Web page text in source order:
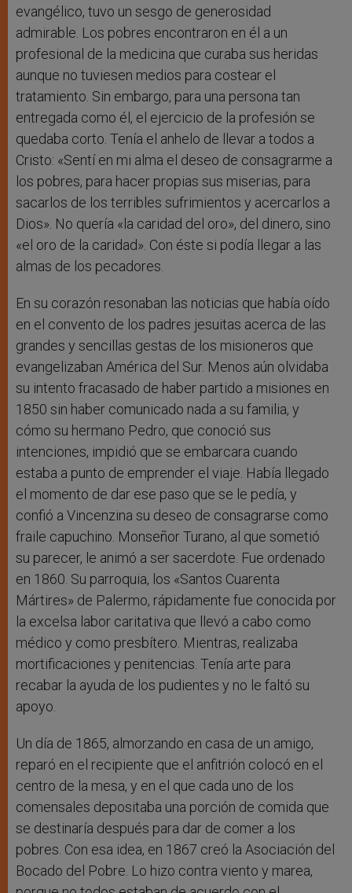
evangélico, tuvo un sesgo de generosidad
admirable. Los pobres encontraron en él a un
profesional de la medicina que curaba sus heridas
aunque no tuviesen medios para costear el
tratamiento. Sin embargo, para una persona tan
entregada como él, el ejercicio de la profesión se
quedaba corto. Tenía el anhelo de llevar a todos a
Cristo: «Sentí en mi alma el deseo de consagrarme a
los pobres, para hacer propias sus miserias, para
sacarlos de los terribles sufrimientos y acercarlos a
Dios». No quería «la caridad del oro», del dinero, sino
«el oro de la caridad». Con éste si podía llegar a las
almas de los pecadores.
En su corazón resonaban las noticias que había oído
en el convento de los padres jesuitas acerca de las
grandes y sencillas gestas de los misioneros que
evangelizaban América del Sur. Menos aún olvidaba
su intento fracasado de haber partido a misiones en
1850 sin haber comunicado nada a su familia, y
cómo su hermano Pedro, que conoció sus
intenciones, impidió que se embarcara cuando
estaba a punto de emprender el viaje. Había llegado
el momento de dar ese paso que se le pedía, y
confió a Vincenzina su deseo de consagrarse como
fraile capuchino. Monseñor Turano, al que sometió
su parecer, le animó a ser sacerdote. Fue ordenado
en 1860. Su parroquia, los «Santos Cuarenta
Mártires» de Palermo, rápidamente fue conocida por
la excelsa labor caritativa que llevó a cabo como
médico y como presbítero. Mientras, realizaba
mortificaciones y penitencias. Tenía arte para
recabar la ayuda de los pudientes y no le faltó su
apoyo.
Un día de 1865, almorzando en casa de un amigo,
reparó en el recipiente que el anfitrión colocó en el
centro de la mesa, y en el que cada uno de los
comensales depositaba una porción de comida que
se destinaría después para dar de comer a los
pobres. Con esa idea, en 1867 creó la Asociación del
Bocado del Pobre. Lo hizo contra viento y marea,